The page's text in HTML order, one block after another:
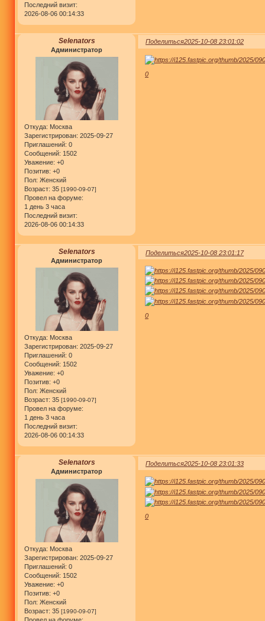
Последний визит:
2026-08-06 00:14:33
Поделиться2025-10-08 23:01:02
Selenators
Администратор
Откуда: Москва
Зарегистрирован: 2025-09-27
Приглашений: 0
Сообщений: 1502
Уважение: +0
Позитив: +0
Пол: Женский
Возраст: 35 [1990-09-07]
Провел на форуме:
1 день 3 часа
Последний визит:
2026-08-06 00:14:33
0
Поделиться2025-10-08 23:01:17
Selenators
Администратор
Откуда: Москва
Зарегистрирован: 2025-09-27
Приглашений: 0
Сообщений: 1502
Уважение: +0
Позитив: +0
Пол: Женский
Возраст: 35 [1990-09-07]
Провел на форуме:
1 день 3 часа
Последний визит:
2026-08-06 00:14:33
0
Поделиться2025-10-08 23:01:33
Selenators
Администратор
Откуда: Москва
Зарегистрирован: 2025-09-27
Приглашений: 0
Сообщений: 1502
Уважение: +0
Позитив: +0
Пол: Женский
Возраст: 35 [1990-09-07]
Провел на форуме:
0